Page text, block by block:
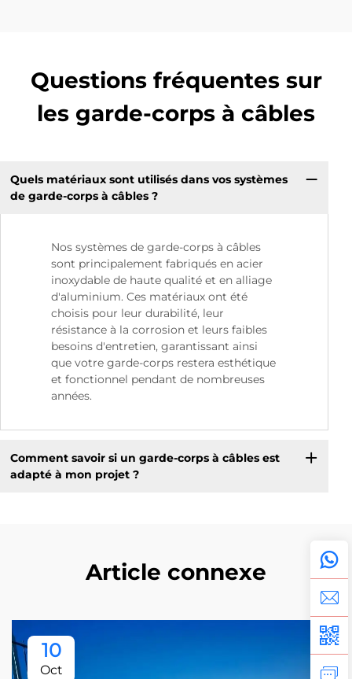
Questions fréquentes sur
les garde-corps à câbles
Quels matériaux sont utilisés dans vos systèmes
de garde-corps à câbles ?
Nos systèmes de garde-corps à câbles
sont principalement fabriqués en acier
inoxydable de haute qualité et en alliage
d'aluminium. Ces matériaux ont été
choisis pour leur durabilité, leur
résistance à la corrosion et leurs faibles
besoins d'entretien, garantissant ainsi
que votre garde-corps restera esthétique
et fonctionnel pendant de nombreuses
années.
Comment savoir si un garde-corps à câbles est
adapté à mon projet ?
Article connexe
10
Oct